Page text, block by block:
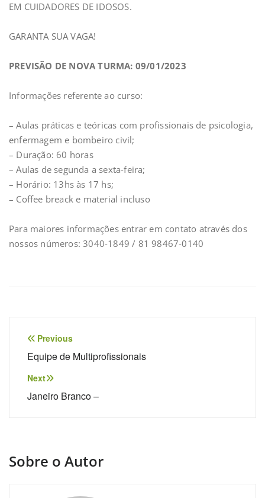
EM CUIDADORES DE IDOSOS.
GARANTA SUA VAGA!
PREVISÃO DE NOVA TURMA: 09/01/2023
Informações referente ao curso:
– Aulas práticas e teóricas com profissionais de psicologia,
enfermagem e bombeiro civil;
– Duração: 60 horas
– Aulas de segunda a sexta-feira;
– Horário: 13hs às 17 hs;
– Coffee breack e material incluso
Para maiores informações entrar em contato através dos
nossos números: 3040-1849 / 81 98467-0140
Previous
Equipe de Multiprofissionais
Next
Janeiro Branco –
Sobre o Autor